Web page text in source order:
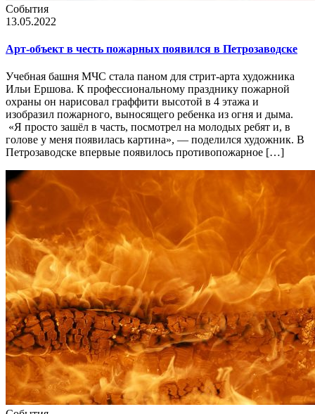
События
13.05.2022
Арт-объект в честь пожарных появился в Петрозаводске
Учебная башня МЧС стала паном для стрит-арта художника
Ильи Ершова. К профессиональному празднику пожарной
охраны он нарисовал граффити высотой в 4 этажа и
изобразил пожарного, выносящего ребенка из огня и дыма.
«Я просто зашёл в часть, посмотрел на молодых ребят и, в
голове у меня появилась картина», — поделился художник. В
Петрозаводске впервые появилось противопожарное […]